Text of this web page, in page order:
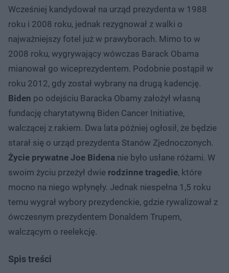
Wcześniej kandydował na urząd prezydenta w 1988
roku i 2008 roku, jednak rezygnował z walki o
najważniejszy fotel już w prawyborach. Mimo to w
2008 roku, wygrywający wówczas Barack Obama
mianował go wiceprezydentem. Podobnie postąpił w
roku 2012, gdy został wybrany na drugą kadencję.
Biden po odejściu Baracka Obamy założył własną
fundację charytatywną Biden Cancer Initiative,
walczącej z rakiem. Dwa lata później ogłosił, że będzie
starał się o urząd prezydenta Stanów Zjednoczonych.
Życie prywatne Joe Bidena nie było usłane różami. W
swoim życiu przeżył dwie rodzinne tragedie, które
mocno na niego wpłynęły. Jednak niespełna 1,5 roku
temu wygrał wybory prezydenckie, gdzie rywalizował z
ówczesnym prezydentem Donaldem Trupem,
walczącym o reelekcję.
Spis treści